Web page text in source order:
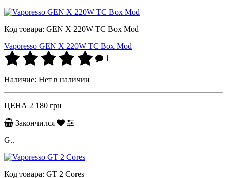
Код товара: GEN X 220W TC Box Mod
Vaporesso GEN X 220W TC Box Mod
1
Наличие: Нет в наличии
ЦЕНА 2 180 грн
Закончился
G..
Код товара: GT 2 Cores